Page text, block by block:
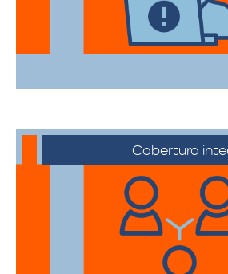
necesidades sean
Cobertura
Ofrecemos servicios de
la ciudad de Jamundí, Valle,
traslado a cualquier